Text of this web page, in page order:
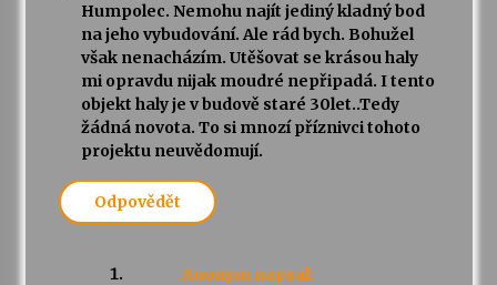
Humpolec. Nemohu najít jediný kladný bod
na jeho vybudování. Ale rád bych. Bohužel
však nenacházím. Utěšovat se krásou haly
mi opravdu nijak moudré nepřipadá. I tento
objekt haly je v budově staré 30let..Tedy
žádná novota. To si mnozí příznivci tohoto
projektu neuvědomují.
Odpovědět
Anonym napsal: